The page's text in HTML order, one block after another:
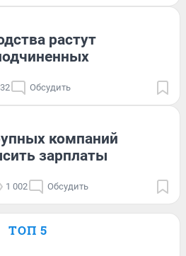
растут
Обсудить
компаний
зарплаты
1 002 Обсудить
ТОП 5